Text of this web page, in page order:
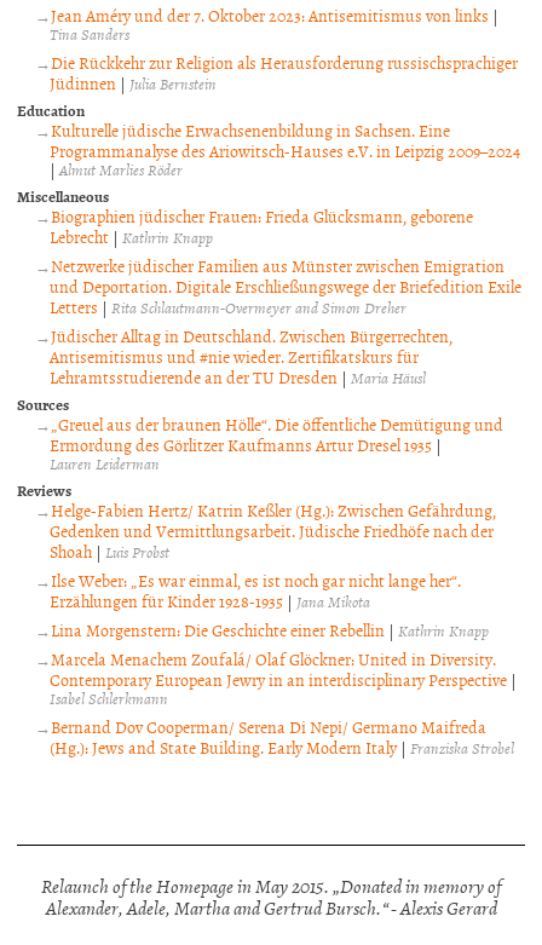
Jean Améry und der 7. Oktober 2023: Antisemitismus von links |
Tina Sanders
Die Rückkehr zur Religion als Herausforderung russischsprachiger
Jüdinnen | Julia Bernstein
Education
Kulturelle jüdische Erwachsenenbildung in Sachsen. Eine
Programmanalyse des Ariowitsch-Hauses e.V. in Leipzig 2009–2024
|Almut Marlies Röder
Miscellaneous
Biographien jüdischer Frauen: Frieda Glücksmann, geborene
Lebrecht | Kathrin Knapp
Netzwerke jüdischer Familien aus Münster zwischen Emigration
und Deportation. Digitale Erschließungswege der Briefedition Exile
Letters | Rita Schlautmann-Overmeyer and Simon Dreher
Jüdischer Alltag in Deutschland. Zwischen Bürgerrechten,
Antisemitismus und #nie wieder. Zertifikatskurs für
Lehramtsstudierende an der TU Dresden | Maria Häusl
Sources
„Greuel aus der braunen Hölle“. Die öffentliche Demütigung und
Ermordung des Görlitzer Kaufmanns Artur Dresel 1935 |
Lauren Leiderman
Reviews
Helge-Fabien Hertz/ Katrin Keßler (Hg.): Zwischen Gefährdung,
Gedenken und Vermittlungsarbeit. Jüdische Friedhöfe nach der
Shoah | Luis Probst
Ilse Weber: „Es war einmal, es ist noch gar nicht lange her“.
Erzählungen für Kinder 1928-1935 | Jana Mikota
Lina Morgenstern: Die Geschichte einer Rebellin |Kathrin Knapp
Marcela Menachem Zoufalá/ Olaf Glöckner: United in Diversity.
Contemporary European Jewry in an interdisciplinary Perspective |
Isabel Schlerkmann
Bernand Dov Cooperman/ Serena Di Nepi/ Germano Maifreda
(Hg.): Jews and State Building. Early Modern Italy| Franziska Strobel
Relaunch of the Homepage in May 2015. „Donated in memory of
Alexander, Adele, Martha and Gertrud Bursch.“ - Alexis Gerard